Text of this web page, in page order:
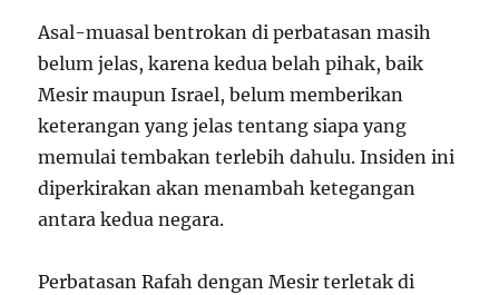
Asal-muasal bentrokan di perbatasan masih
belum jelas, karena kedua belah pihak, baik
Mesir maupun Israel, belum memberikan
keterangan yang jelas tentang siapa yang
memulai tembakan terlebih dahulu. Insiden ini
diperkirakan akan menambah ketegangan
antara kedua negara.
Perbatasan Rafah dengan Mesir terletak di